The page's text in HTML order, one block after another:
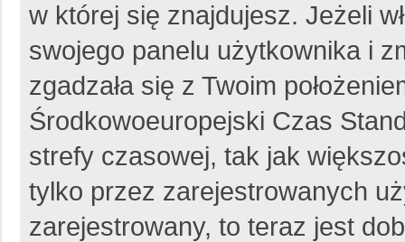
w której się znajdujesz. Jeżeli
swojego panelu użytkownika i
zgadzała się z Twoim
Środkowoeuropejski Czas
strefy czasowej, tak jak
tylko przez zarejestrowanych
zarejestrowany, to teraz jest